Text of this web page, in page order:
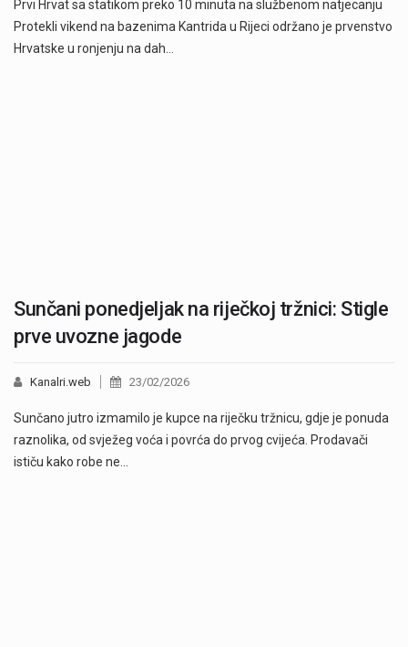
Prvi Hrvat sa statikom preko 10 minuta na službenom natjecanju
Protekli vikend na bazenima Kantrida u Rijeci održano je prvenstvo
Hrvatske u ronjenju na dah…
Sunčani ponedjeljak na riječkoj tržnici: Stigle
prve uvozne jagode
Kanalri.web 23/02/2026
Sunčano jutro izmamilo je kupce na riječku tržnicu, gdje je ponuda
raznolika, od svježeg voća i povrća do prvog cvijeća. Prodavači
ističu kako robe ne…